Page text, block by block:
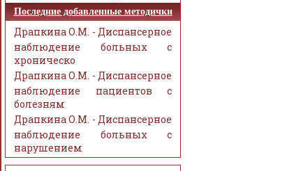
Последние добавленные методички
Драпкина О.М. - Диспансерное
наблюдение больных с
хроническо
Драпкина О.М. - Диспансерное
наблюдение пациентов с
болезням
Драпкина О.М. - Диспансерное
наблюдение больных с
нарушением